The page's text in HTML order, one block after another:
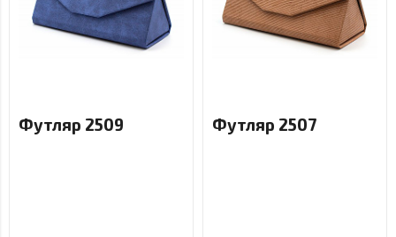
Футляр 2509 Футляр 2507